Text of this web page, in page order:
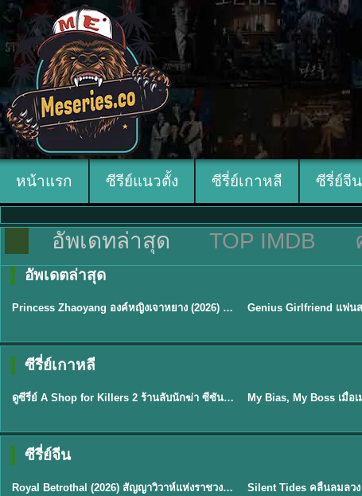
หน้าแรก ซีรีย์แนวตั้ง ซีรี่ย์เกาหลี ซีรี่ย์จีน
อัพเดทล่าสุด TOP IMDB
อัพเดตล่าสุด
★8
พากย์ไทย/ซับไทย
Princess Zhaoyang องค์หญิงเจาหยาง (2026) พากย์ไทย ซับไทย EP.1-18 ★9
ซีรี่ย์เกาหลี
★8 EP.16
พากย์ไทย
ดูซีรี่ย์ A Shop for Killers 2 ร้านลับนักฆ่า ซีซัน 2 (2026) ซับไทย-พากย์ไทย
ซีรี่ย์จีน
★9
ซับไทย
Royal Betrothal (2026) สัญญาวิวาห์แห่งราชวงศ์ พากย์ไทย ซับไทย EP1-32 ★9.5